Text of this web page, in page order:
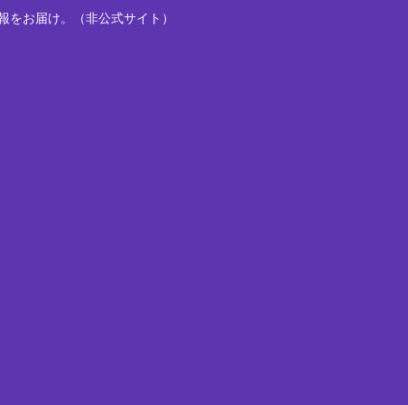
お届け。（非公式サイト）